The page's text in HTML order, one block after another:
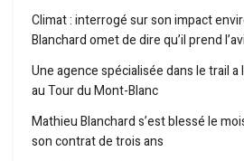
Climat : interrogé sur son impact
Blanchard omet de dire qu’il prend
Une agence spécialisée dans le trail
au Tour du Mont-Blanc
Mathieu Blanchard s’est blessé le
son contrat de trois ans